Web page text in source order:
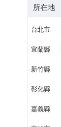
所在地
台北市
宜蘭縣
新竹縣
彰化縣
嘉義縣